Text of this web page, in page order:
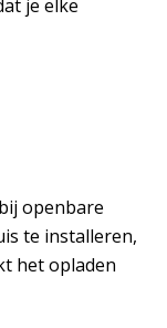
je elke
openbare
te installeren,
het opladen